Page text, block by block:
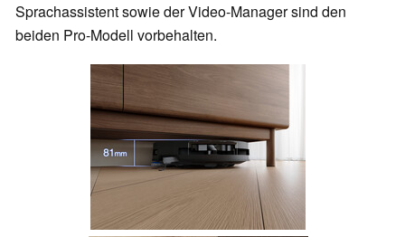
Sprachassistent sowie der Video-Manager sind den
beiden Pro-Modell vorbehalten.